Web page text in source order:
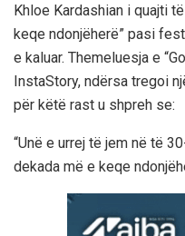
Khloe Kardashian i quajti
keqe ndonjëherë” pasi
e kaluar. Themeluesja e
InstaStory, ndërsa tregoi
për këtë rast u shpreh se:
“Unë e urrej të jem në të
dekada më e keqe